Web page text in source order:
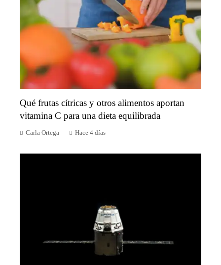
Qué frutas cítricas y otros alimentos aportan
vitamina C para una dieta equilibrada
Carla Ortega Hace 4 días